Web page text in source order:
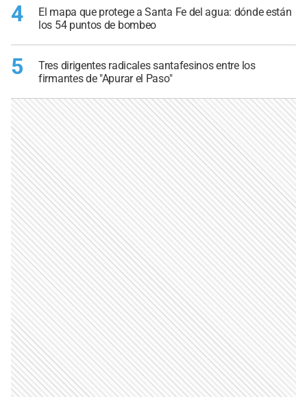
4
El mapa que protege a Santa Fe del agua: dónde están
los 54 puntos de bombeo
5
Tres dirigentes radicales santafesinos entre los
firmantes de "Apurar el Paso"